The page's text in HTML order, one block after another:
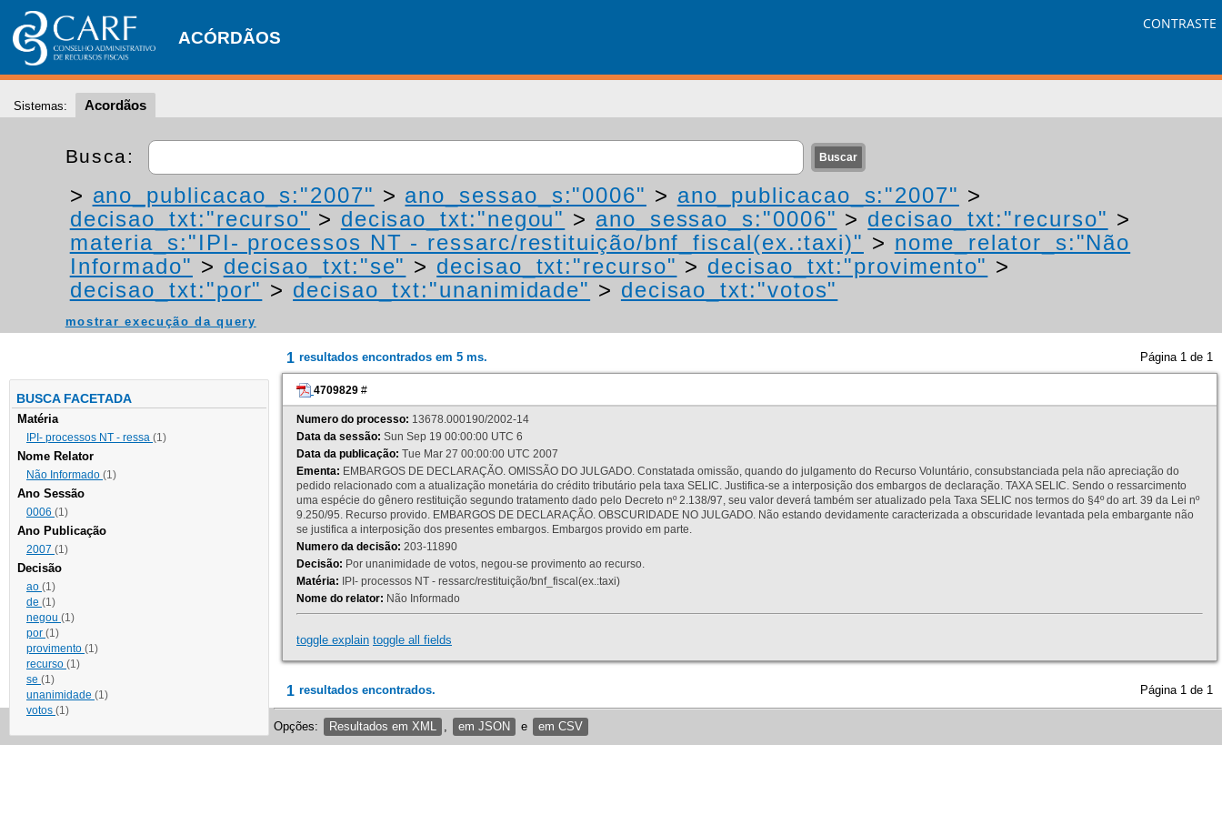
ACÓRDÃOS
CONTRASTE
Sistemas: Acordãos
Busca:
> ano_publicacao_s:"2007" > ano_sessao_s:"0006" > ano_publicacao_s:"2007" >
decisao_txt:"recurso" > decisao_txt:"negou" > ano_sessao_s:"0006" > decisao_txt:"recurso" >
materia_s:"IPI- processos NT - ressarc/restituição/bnf_fiscal(ex.:taxi)" > nome_relator_s:"Não
Informado" > decisao_txt:"se" > decisao_txt:"recurso" > decisao_txt:"provimento" >
decisao_txt:"por" > decisao_txt:"unanimidade" > decisao_txt:"votos"
mostrar execução da query
BUSCA FACETADA
Matéria
IPI- processos NT - ressa (1)
Nome Relator
Não Informado (1)
Ano Sessão
0006 (1)
Ano Publicação
2007 (1)
Decisão
ao (1)
de (1)
negou (1)
por (1)
provimento (1)
recurso (1)
se (1)
unanimidade (1)
votos (1)
1 resultados encontrados em 5 ms. Página 1 de 1
4709829 #
Numero do processo: 13678.000190/2002-14
Data da sessão: Sun Sep 19 00:00:00 UTC 6
Data da publicação: Tue Mar 27 00:00:00 UTC 2007
Ementa: EMBARGOS DE DECLARAÇÃO. OMISSÃO DO JULGADO. Constatada omissão, quando do julgamento do Recurso Voluntário, consubstanciada pela não apreciação do
pedido relacionado com a atualização monetária do crédito tributário pela taxa SELIC. Justifica-se a interposição dos embargos de declaração. TAXA SELIC. Sendo o ressarcimento
uma espécie do gênero restituição segundo tratamento dado pelo Decreto nº 2.138/97, seu valor deverá também ser atualizado pela Taxa SELIC nos termos do §4º do art. 39 da Lei nº
9.250/95. Recurso provido. EMBARGOS DE DECLARAÇÃO. OBSCURIDADE NO JULGADO. Não estando devidamente caracterizada a obscuridade levantada pela embargante não
se justifica a interposição dos presentes embargos. Embargos provido em parte.
Numero da decisão: 203-11890
Decisão: Por unanimidade de votos, negou-se provimento ao recurso.
Matéria: IPI- processos NT - ressarc/restituição/bnf_fiscal(ex.:taxi)
Nome do relator: Não Informado
toggle explain toggle all fields
1 resultados encontrados. Página 1 de 1
Opções: Resultados em XML em JSON e em CSV